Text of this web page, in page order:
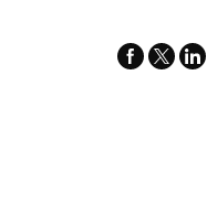
facebook
x-